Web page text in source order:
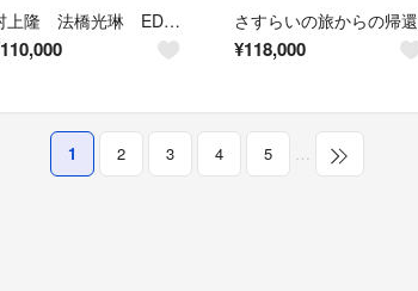
村上隆 法橋光琳 EDポスター さすらいの旅からの帰還
110,000
さすらいの旅からの帰還
¥118,000
1 2 3 4 5 …